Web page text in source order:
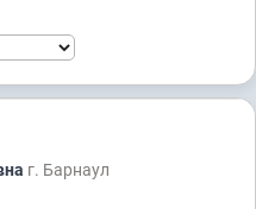
г. Барнаул